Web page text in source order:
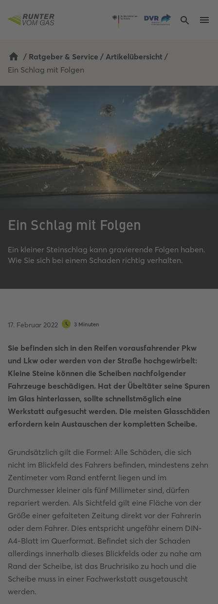
/ Ratgeber & Service / Artikelübersicht /
Ein Schlag mit Folgen
Ein Schlag mit Folgen
Ein kleiner Steinschlag kann gravierende Folgen haben.
Wie Sie sich bei einem Schaden richtig verhalten.
17. Februar 2022 3 Minuten
Sie befinden sich in den Reifen vorausfahrender Pkw
und Lkw oder werden von der Straße hochgewirbelt:
Kleine Steine können die Scheiben nachfolgender
Fahrzeuge beschädigen. Hat der Übeltäter seine Spuren
im Glas hinterlassen, sollte schnellstmöglich eine
Werkstatt aufgesucht werden. Die meisten Glasschäden
erfordern kein Austauschen der kompletten Scheibe.
Grundsätzlich gilt die Formel: Alle Schäden, die sich
nicht im Blickfeld des Fahrers befinden, mindestens zehn
Zentimeter vom Rand entfernt liegen und im
Durchmesser kleiner als fünf Millimeter sind, dürfen
repariert werden. Als Sichtfeld gilt eine Fläche von der
Größe einer gefalteten Zeitung direkt vor der Fahrerin
oder dem Fahrer. Dies entspricht ungefähr einem DIN-
A4-Blatt im Querformat. Befindet sich der Schaden
allerdings innerhalb dieses Blickfelds oder zu nahe am
Rand der Scheibe, ist das Bruchrisiko zu hoch und die
Scheibe muss in einer Fachwerkstatt ausgetauscht
werden.